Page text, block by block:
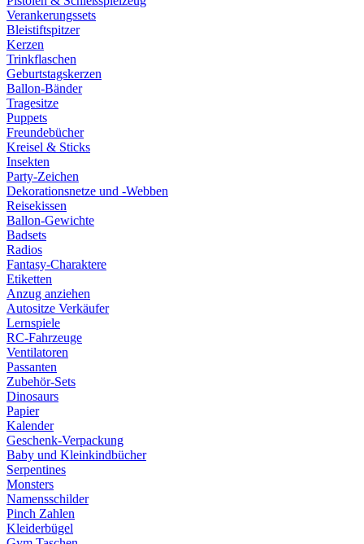
Verankerungssets
Bleistiftspitzer
Kerzen
Trinkflaschen
Geburtstagskerzen
Ballon-Bänder
Tragesitze
Puppets
Freundebücher
Kreisel & Sticks
Insekten
Party-Zeichen
Dekorationsnetze und -Webben
Reisekissen
Ballon-Gewichte
Badsets
Radios
Fantasy-Charaktere
Etiketten
Anzug anziehen
Autositze Verkäufer
Lernspiele
RC-Fahrzeuge
Ventilatoren
Passanten
Zubehör-Sets
Dinosaurs
Papier
Kalender
Geschenk-Verpackung
Baby und Kleinkindbücher
Serpentines
Monsters
Namensschilder
Pinch Zahlen
Kleiderbügel